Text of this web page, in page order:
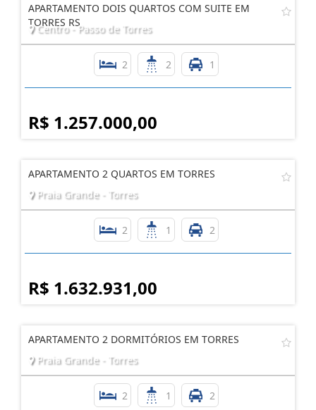
APARTAMENTO DOIS QUARTOS COM SUITE EM
TORRES RS
Centro - Passo de Torres
2 2 1
R$ 1.257.000,00
APARTAMENTO 2 QUARTOS EM TORRES
Praia Grande - Torres
2 1 2
R$ 1.632.931,00
APARTAMENTO 2 DORMITÓRIOS EM TORRES
Praia Grande - Torres
2 1 2